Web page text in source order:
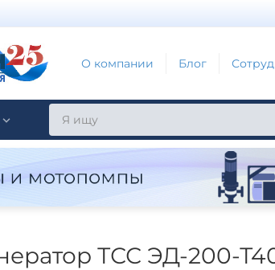
О компании Блог
ТСС ЭД-200-